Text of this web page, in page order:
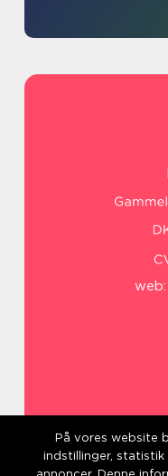
web:
På vores website
indstillinger,